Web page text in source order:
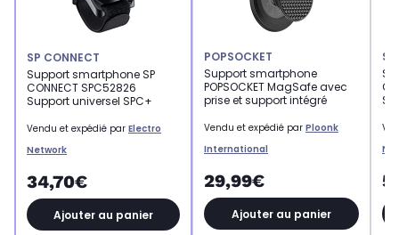
SP CONNECT
Support smartphone SP
CONNECT SPC52826
Support universel SPC+
Vendu et expédié par Electro
Network
34,70€
Ajouter au panier
POPSOCKET
Support smartphone
POPSOCKET MagSafe avec
prise et support intégré
Vendu et expédié par Ploonk
International
29,99€
Ajouter au panier